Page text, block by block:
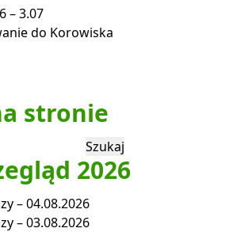
– 3.07
do Korowiska
stronie
2026
– 04.08.2026
– 03.08.2026